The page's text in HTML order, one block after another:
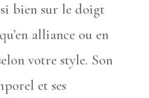
bien sur le doigt
alliance ou en
votre style. Son
et ses